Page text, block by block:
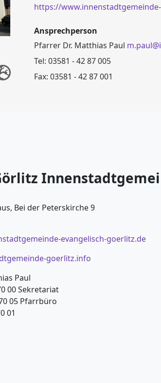
https://
Ansprechperson
Pfarrer Dr. Matthias Paul
Tel: 03581 - 42 87 005
Fax: 03581 - 42 87 001
Bei der Peterskirche 9
evangelisch-goerlitz.de
goerlitz.info
Paul
00 Sekretariat
05 Pfarrbüro
01